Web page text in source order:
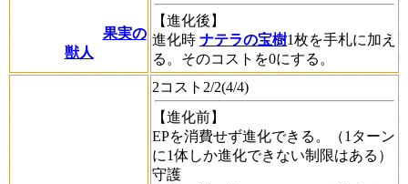
果実の
獣人
【進化後】
進化時 ナテラの宝樹1枚を手札に加え
る。そのコストを0にする。
2コスト2/2(4/4)
【進化前】
EPを消費せず進化できる。（1ターン
に1体しか進化できない制限はある）
守護